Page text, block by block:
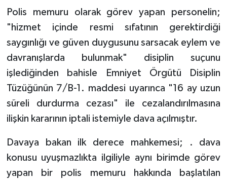
Polis memuru olarak görev yapan personelin;
"hizmet içinde resmi sıfatının gerektirdiği
saygınlığı ve güven duygusunu sarsacak eylem ve
davranışlarda bulunmak" disiplin suçunu
işlediğinden bahisle Emniyet Örgütü Disiplin
Tüzüğünün 7/B-1. maddesi uyarınca "16 ay uzun
süreli durdurma cezası" ile cezalandırılmasına
ilişkin kararının iptali istemiyle dava açılmıştır.
Davaya bakan ilk derece mahkemesi; . dava
konusu uyuşmazlıkta ilgiliyle aynı birimde görev
yapan bir polis memuru hakkında başlatılan